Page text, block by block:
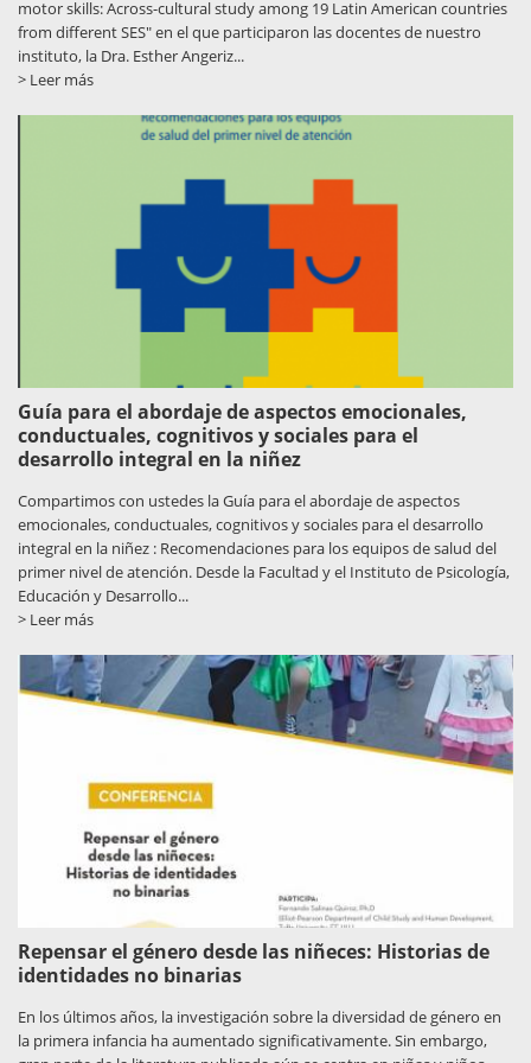
motor skills: Across-cultural study among 19 Latin American countries
from different SES" en el que participaron las docentes de nuestro
instituto, la Dra. Esther Angeriz...
> Leer más
Guía para el abordaje de aspectos emocionales,
conductuales, cognitivos y sociales para el
desarrollo integral en la niñez
Compartimos con ustedes la Guía para el abordaje de aspectos
emocionales, conductuales, cognitivos y sociales para el desarrollo
integral en la niñez : Recomendaciones para los equipos de salud del
primer nivel de atención. Desde la Facultad y el Instituto de Psicología,
Educación y Desarrollo...
> Leer más
Repensar el género desde las niñeces: Historias de
identidades no binarias
En los últimos años, la investigación sobre la diversidad de género en
la primera infancia ha aumentado significativamente. Sin embargo,